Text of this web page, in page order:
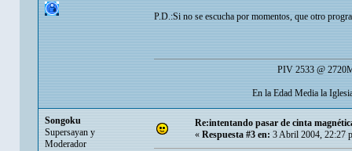
P.D.:Si no se escucha por momentos, que otro
PIV 2533 @
En la Edad Media la
Songoku
Supersayan y
Moderador
Re:intentando pasar de cinta
« Respuesta #3 en: 3 Abril 2004, 22:27